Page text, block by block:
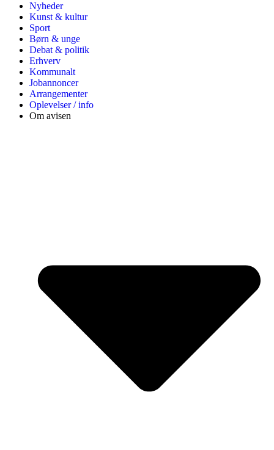
Nyheder
Kunst & kultur
Sport
Børn & unge
Debat & politik
Erhverv
Kommunalt
Jobannoncer
Arrangementer
Oplevelser / info
Om avisen